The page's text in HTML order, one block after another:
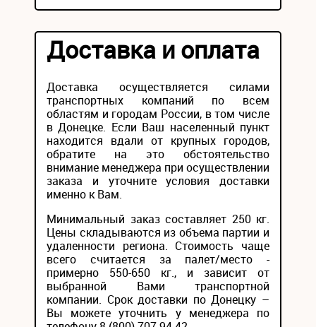
Доставка и оплата
Доставка осуществляется силами
транспортных компаний по всем
областям и городам России, в том числе
в Донецке. Если Ваш населенный пункт
находится вдали от крупных городов,
обратите на это обстоятельство
внимание менеджера при осуществлении
заказа и уточните условия доставки
именно к Вам.
Минимальный заказ составляет 250 кг.
Цены складываются из объема партии и
удаленности региона. Стоимость чаще
всего считается за палет/место -
примерно 550-650 кг., и зависит от
выбранной Вами транспортной
компании. Срок доставки по Донецку –
Вы можете уточнить у менеджера по